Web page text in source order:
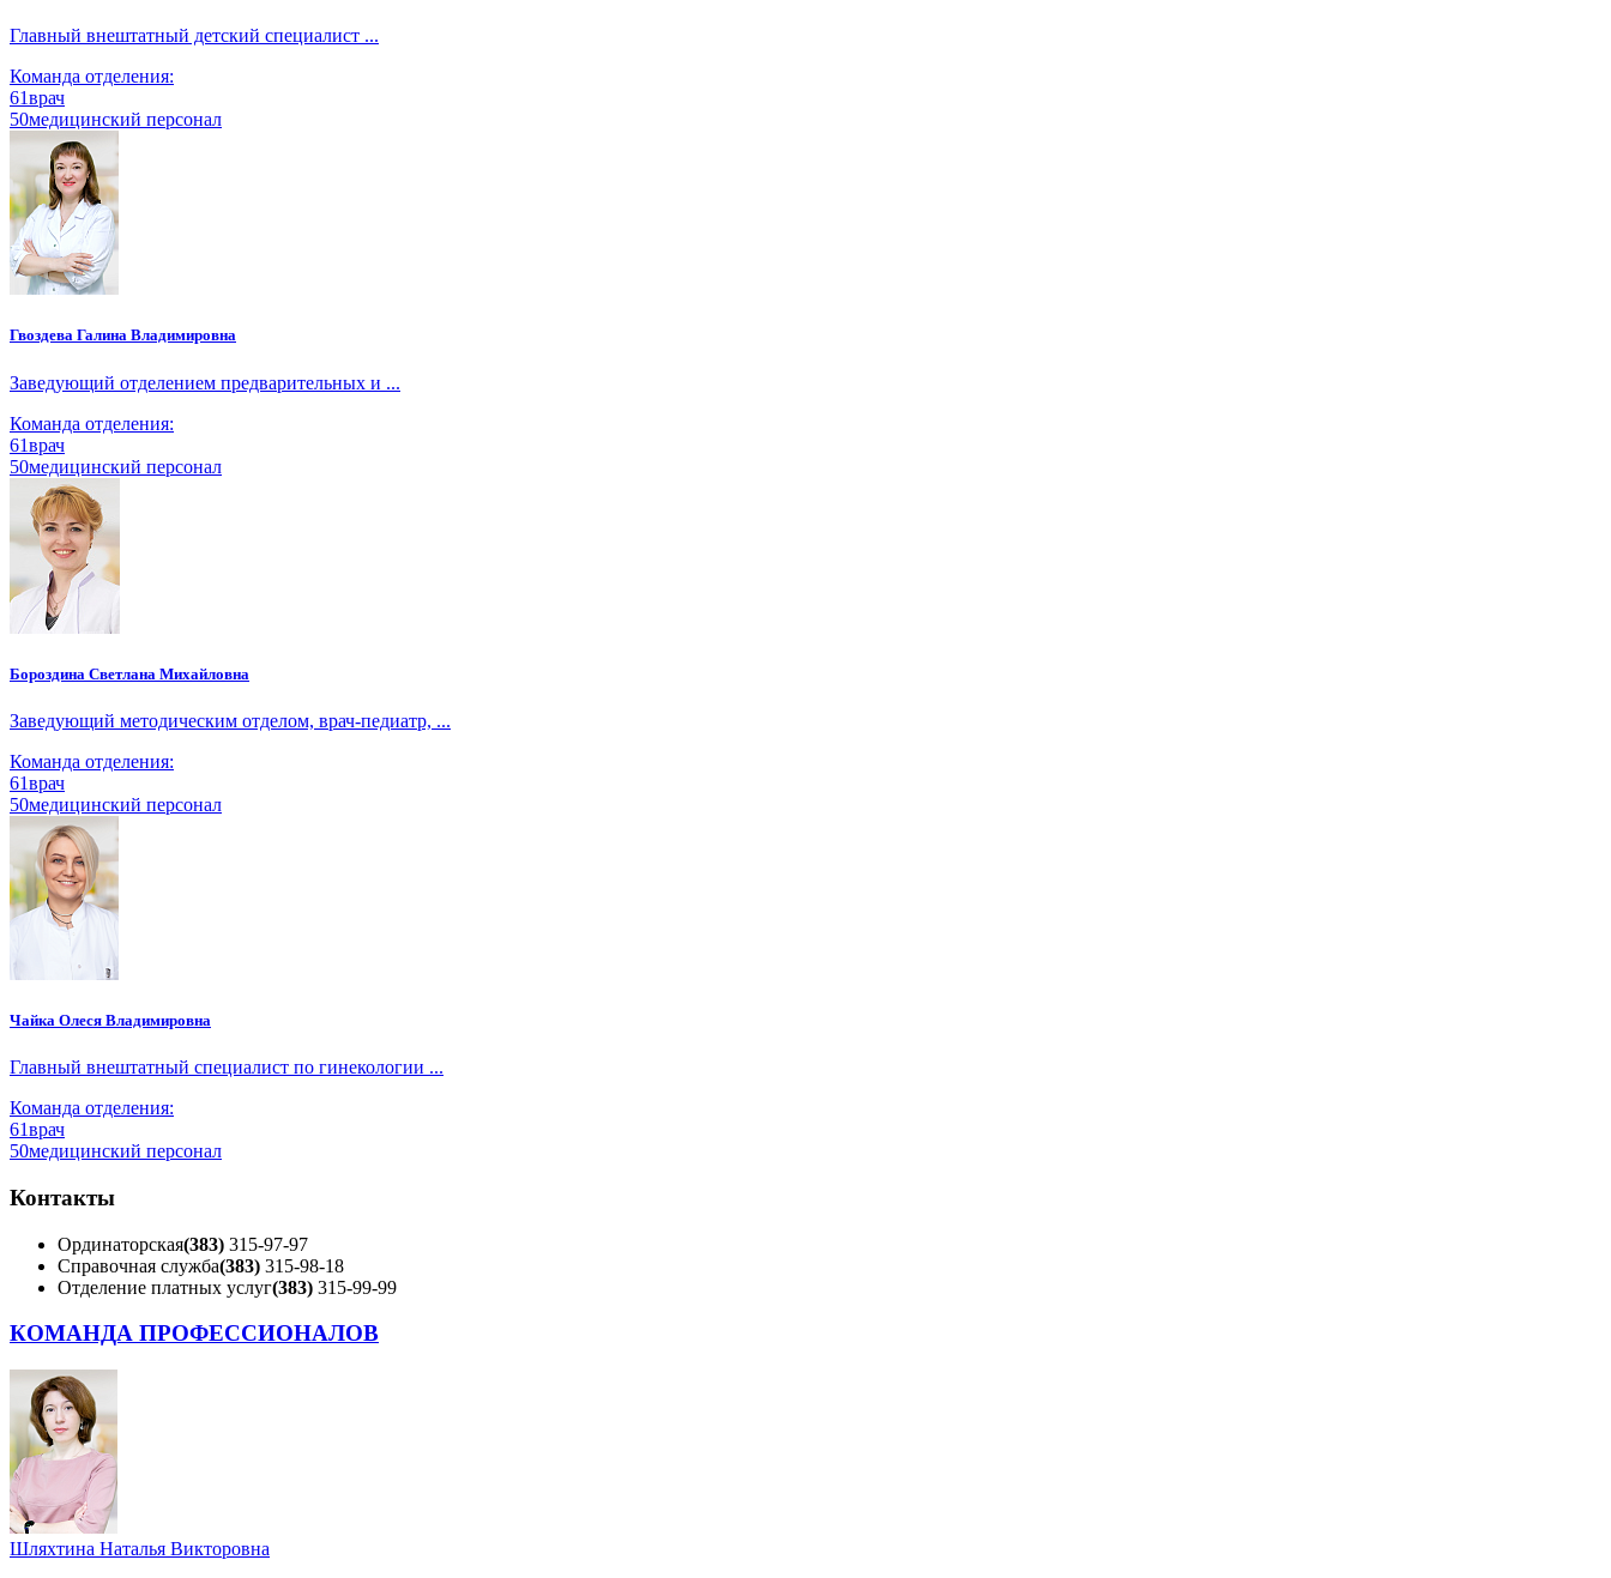
Главный внештатный детский специалист ...
Команда отделения:
61врач
50медицинский персонал
Гвоздева Галина Владимировна
Заведующий отделением предварительных и ...
Команда отделения:
61врач
50медицинский персонал
Бороздина Светлана Михайловна
Заведующий методическим отделом, врач-педиатр, ...
Команда отделения:
61врач
50медицинский персонал
Чайка Олеся Владимировна
Главный внештатный специалист по гинекологии ...
Команда отделения:
61врач
50медицинский персонал
Контакты
Ординаторская(383) 315-97-97
Справочная служба(383) 315-98-18
Отделение платных услуг(383) 315-99-99
КОМАНДА ПРОФЕССИОНАЛОВ
Шляхтина Наталья Викторовна